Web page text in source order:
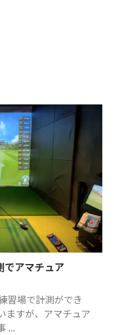
でアマチュア
習場で計測ができ
ますが、アマチュア
...